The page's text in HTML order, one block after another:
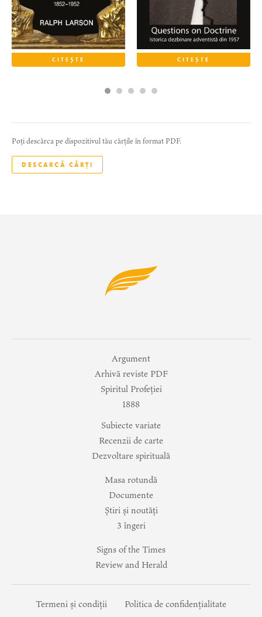
CITEȘTE CITEȘTE
Poți descărca pe dispozitivul tău cărțile în format PDF.
DESCARCĂ CĂRȚI
Argument
Arhivă reviste PDF
Spiritul Profeției
1888
Subiecte variate
Recenzii de carte
Dezvoltare spirituală
Masa rotundă
Documente
Știri și noutăți
3 îngeri
Signs of the Times
Review and Herald
Termeni și condiții Politica de confidențialitate